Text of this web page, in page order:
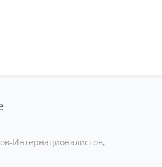
Интернационалистов,